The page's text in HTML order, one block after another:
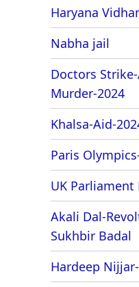
Haryana
Nabha jail
Doctors
Murder-2024
Khalsa-Aid-
Paris
UK Parliament
Akali Dal-
Sukhbir Badal
Hardeep